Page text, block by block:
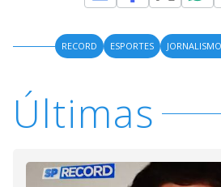
RECORD ESPORTES
Últimas